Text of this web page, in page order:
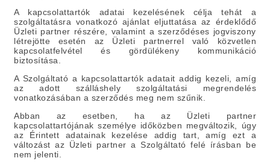
A kapcsolattartók adatai kezelésének célja tehát a
szolgáltatásra vonatkozó ajánlat eljuttatása az érdeklődő
Üzleti partner részére, valamint a szerződéses jogviszony
létrejötte esetén az Üzleti partnerrel való közvetlen
kapcsolatfelvétel és gördülékeny kommunikáció
biztosítása.
A Szolgáltató a kapcsolattartók adatait addig kezeli, amíg
az adott szálláshely szolgáltatási megrendelés
vonatkozásában a szerződés meg nem szűnik.
Abban az esetben, ha az Üzleti partner
kapcsolattartójának személye időközben megváltozik, úgy
az Érintett adatainak kezelése addig tart, amíg ezt a
változást az Üzleti partner a Szolgáltató felé írásban be
nem jelenti.